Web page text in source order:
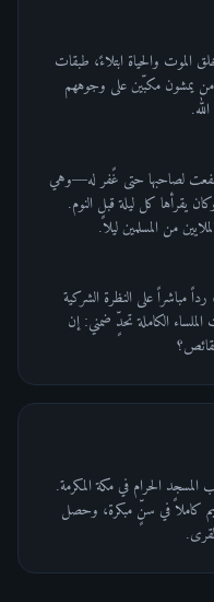
الموت والحياة ابتلاءً، طبقات
من يمشون مكبّين على وجوههم
شفعت لصاحبها حتى غًفر له—وهي
يقرأها كل ليلة قبل النوم.
من المسلمين ليلاً.
مباشراً على النظرة الشركية
الكاملة تحدٍّ ضمني: إن
الحرام في مكة المكرمة.
القرآن الكريم كاملاً في سنٍّ مبكرة، وحصل